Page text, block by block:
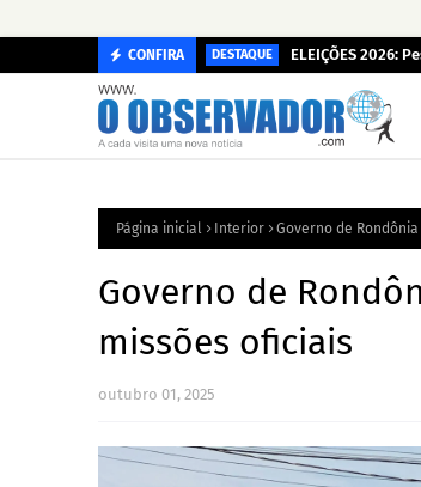
CONFIRA DESTAQUE ELEIÇÕES 2026:
Página inicial Interior Governo de
Governo de
missões oficiais
outubro 01, 2025